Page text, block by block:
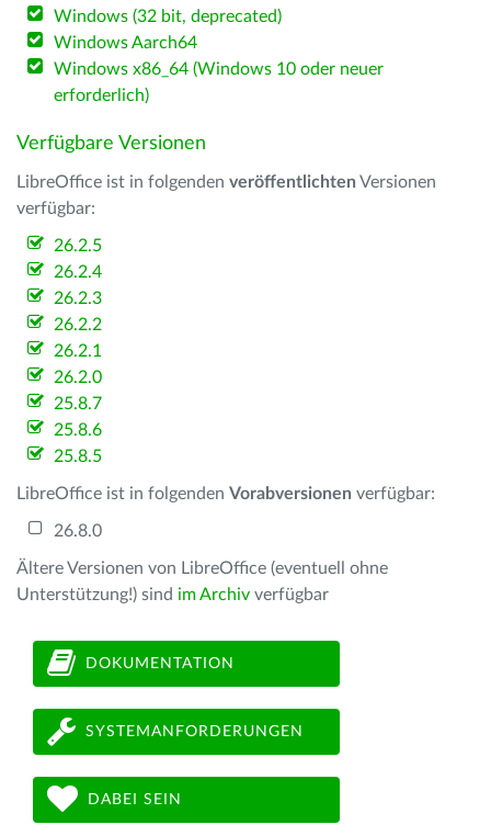
Windows (32 bit, deprecated)
Windows Aarch64
Windows x86_64 (Windows 10 oder neuer
erforderlich)
Verfügbare Versionen
LibreOffice ist in folgenden veröffentlichten Versionen
verfügbar:
26.2.5
26.2.4
26.2.3
26.2.2
26.2.1
26.2.0
25.8.7
25.8.6
25.8.5
LibreOffice ist in folgenden Vorabversionen verfügbar:
26.8.0
Ältere Versionen von LibreOffice (eventuell ohne
Unterstützung!) sind im Archiv verfügbar
DOKUMENTATION
SYSTEMANFORDERUNGEN
DABEI SEIN